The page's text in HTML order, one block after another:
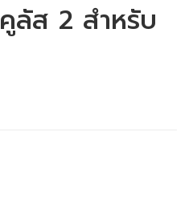
ลัส 2 สำหรับ